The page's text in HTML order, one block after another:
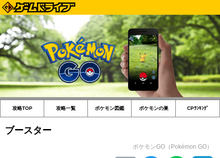
攻略TOP 攻略一覧 ポケモン図鑑 ポケモンの巣 CPﾗﾝｷﾝｸﾞ
ブースター
ポケモンGO（Pokémon GO）